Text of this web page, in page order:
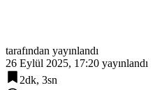
tarafından yayınlandı
26 Eylül 2025, 17:20 yayınlandı
2dk, 3sn